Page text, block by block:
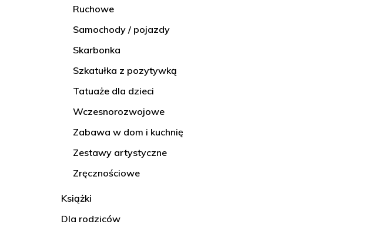
Ruchowe
Samochody / pojazdy
Skarbonka
Szkatułka z pozytywką
Tatuaże dla dzieci
Wczesnorozwojowe
Zabawa w dom i kuchnię
Zestawy artystyczne
Zręcznościowe
Książki
Dla rodziców